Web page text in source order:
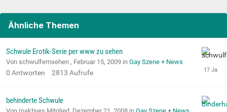
Ähnliche Themen
Schwule Erotik-Serie per www zu sehen
Von schwulfernsehen , Februar 15, 2009 in Gay Szene + News
0 Antworten 2813 Aufrufe
behinderte Schwule